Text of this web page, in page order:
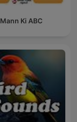
Mann Ki ABC